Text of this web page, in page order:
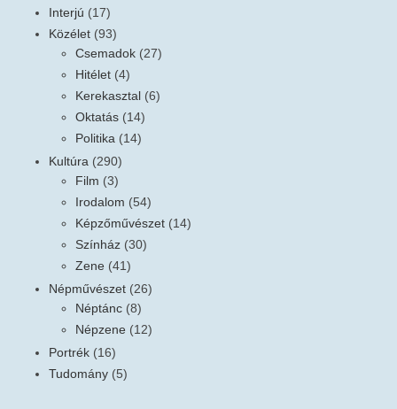
Interjú (17)
Közélet (93)
Csemadok (27)
Hitélet (4)
Kerekasztal (6)
Oktatás (14)
Politika (14)
Kultúra (290)
Film (3)
Irodalom (54)
Képzőművészet (14)
Színház (30)
Zene (41)
Népművészet (26)
Néptánc (8)
Népzene (12)
Portrék (16)
Tudomány (5)